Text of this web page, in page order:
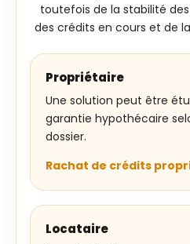
toutefois de la stabilité
des crédits en cours et de
Propriétaire
Une solution peut être
garantie hypothécaire
dossier.
Rachat de crédits
Locataire